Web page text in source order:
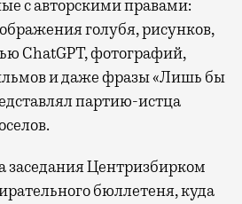
с авторскими правами:
голубя, рисунков,
ChatGPT, фотографий,
и даже фразы «Лишь бы
партию-истца
заседания Центризбирком
бюллетеня, куда